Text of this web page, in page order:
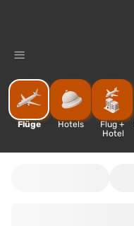
%
Flüge Hotels
Flug +
Hotel